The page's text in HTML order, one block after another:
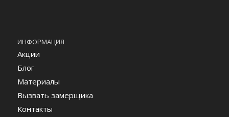
ИНФОРМАЦИЯ
Акции
Блог
Материалы
Вызвать замерщика
Контакты